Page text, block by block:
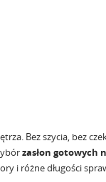
Bez szycia, bez
zasłon gotowych
i różne długości